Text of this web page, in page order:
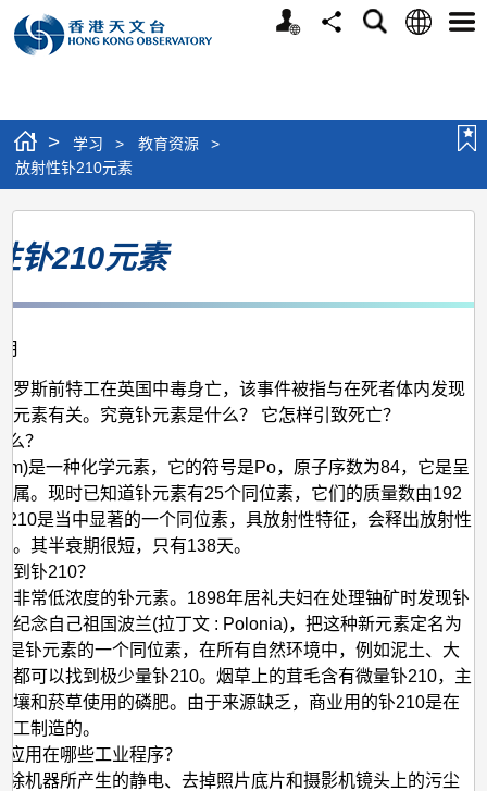
个
分
搜
语
选
> 学习 > 教育资源
>
放射性钋210元素
放
射
210
元
素
钋210元素
罗斯前特工在英国中毒身亡，该事件被指与在死者体内发现
元素有关。究竟钋元素是什么？ 它怎样引致死亡？
？
是一种化学元素，它的符号是Po，原子序数为84，它是呈
属。现时已知道钋元素有25个同位素，它们的质量数由192
210是当中显著的一个同位素，具放射性特征，会释出放射性
。其半衰期很短，只有138天。
到钋210？
非常低浓度的钋元素。1898年居礼夫妇在处理铀矿时发现钋
纪念自己祖国波兰(拉丁文 : Polonia)，把这种新元素定名为
是钋元素的一个同位素，在所有自然环境中，例如泥土、大
都可以找到极少量钋210。烟草上的茸毛含有微量钋210，主
壤和菸草使用的磷肥。由于来源缺乏，商业用的钋210是在
工制造的。
应用在哪些工业程序？
除机器所产生的静电、去掉照片底片和摄影机镜头上的污尘